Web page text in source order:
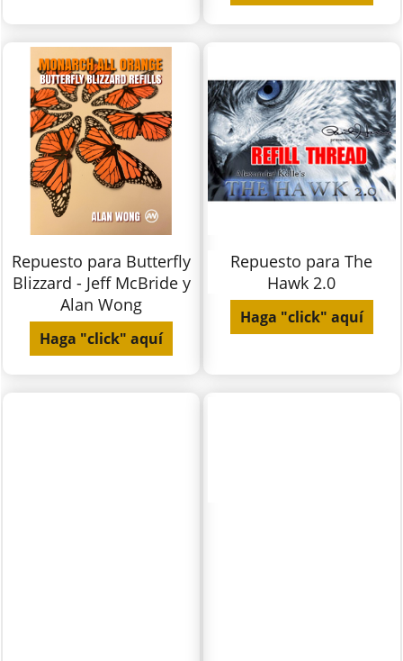
Repuesto para Butterfly
Blizzard - Jeff McBride y
Alan Wong
Haga "click" aquí
Repuesto para The
Hawk 2.0
Haga "click" aquí